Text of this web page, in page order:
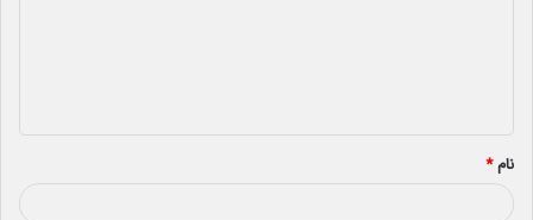
*
نام*